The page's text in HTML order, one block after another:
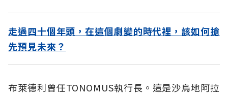
走過四十個年頭，在這個劇變的時代裡，該如何搶
先預見未來？
布萊德利曾任TONOMUS執行長。這是沙烏地阿拉